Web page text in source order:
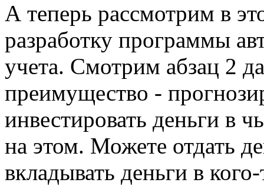
А теперь рассмотрим в
разработку программы
учета. Смотрим абзац 2
преимущество -
инвестировать деньги в
на этом. Можете отдать
вкладывать деньги в